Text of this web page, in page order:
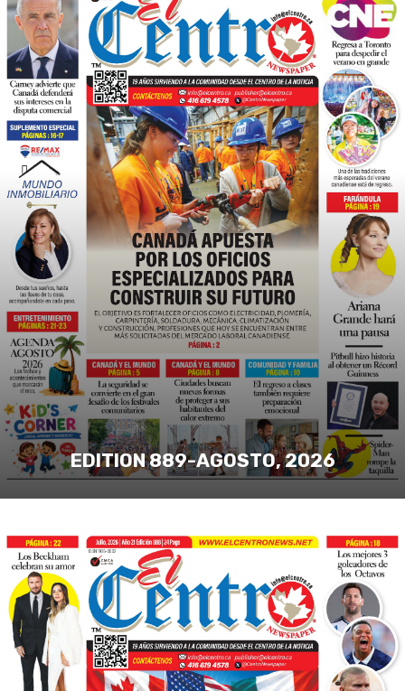
EDITION 889-AGOSTO, 2026